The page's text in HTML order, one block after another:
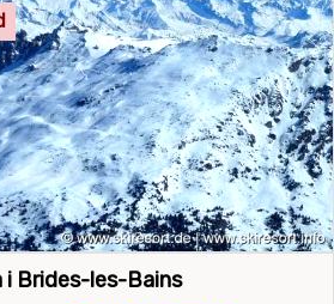
i Brides-les-Bains